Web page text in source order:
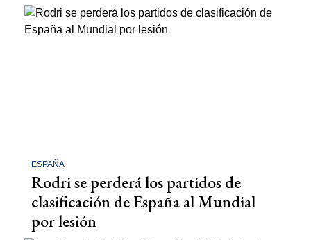
ESPAÑA
Rodri se perderá los partidos de
clasificación de España al Mundial
por lesión